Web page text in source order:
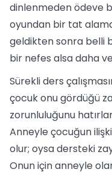
dinlenmeden ödeve
oyundan bir tat
geldikten sonra belli
bir nefes alsa daha
Sürekli ders
çocuk onu gördüğü
zorunluluğunu
Anneyle çocuğun
olur; oysa dersteki
Onun için anneyle